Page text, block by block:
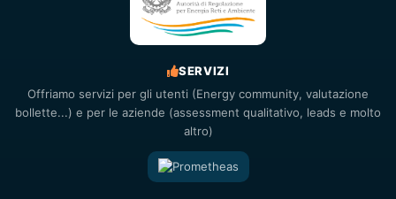
SERVIZI
Offriamo servizi per gli utenti (Energy community, valutazione
bollette...) e per le aziende (assessment qualitativo, leads e molto
altro)